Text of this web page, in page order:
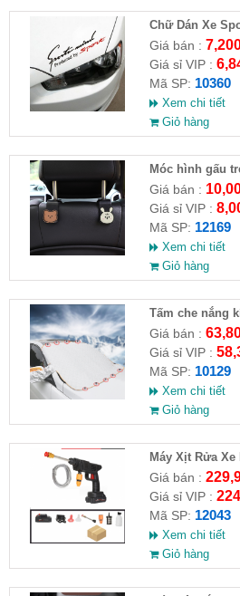
Chữ Dán Xe
Giá bán :
Giá sỉ VIP :
Mã SP: 10360
Xem chi tiết
Giỏ hàng
Móc hình gấu
Giá bán :
Giá sỉ VIP :
Mã SP: 12169
Xem chi tiết
Giỏ hàng
Tấm che nắng
hậu (Full VAT )
Giá bán :
Giá sỉ VIP :
Mã SP: 10129
Xem chi tiết
Giỏ hàng
Máy Xịt Rửa Xe
HĐ )
Giá bán :
Giá sỉ VIP :
Mã SP: 12043
Xem chi tiết
Giỏ hàng